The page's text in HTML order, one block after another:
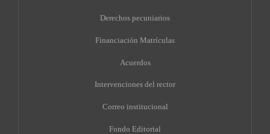
Derechos pecuniarios
Financiación Matrículas
Acuerdos
Intervenciones del rector
Correo institucional
Fondo Editorial